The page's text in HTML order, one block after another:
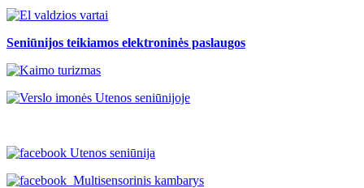
Seniūnijos teikiamos elektroninės paslaugos
Utenos seniūnija
Multisensorinis kambarys